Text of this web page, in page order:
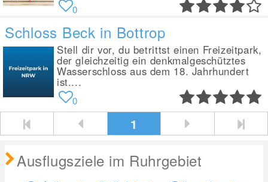
0
Schloss Beck in Bottrop
Stell dir vor, du betrittst einen Freizeitpark,
der gleichzeitig ein denkmalgeschütztes
Wasserschloss aus dem 18. Jahrhundert
ist....
0
1
Ausflugsziele im Ruhrgebiet